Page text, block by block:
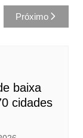
Próximo
baixa
cidades